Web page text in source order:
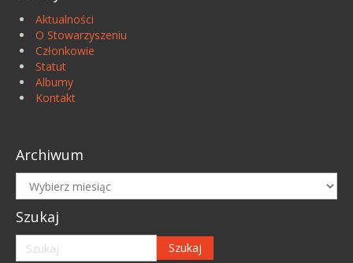
Aktualności
O Stowarzyszeniu
Członkowie
Statut
Albumy
Kontakt
Archiwum
Archiwum
Szukaj